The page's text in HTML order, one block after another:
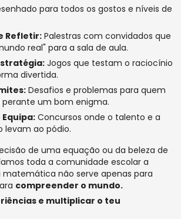
para todos os gostos e níveis de
Refletir: Palestras com convidados que
real" para a sala de aula.
Jogos que testam o raciocínio
divertida.
Desafios e problemas para quem
perante um bom enigma.
Concursos onde o talento e a
levam ao pódio.
de uma equação ou da beleza de
toda a comunidade escolar a
matemática não serve apenas para
compreender o mundo.
e multiplicar o teu